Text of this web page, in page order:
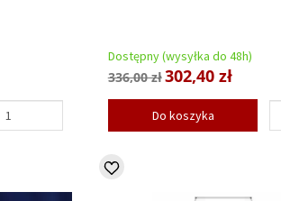
Dostępny (wysyłka do 48h)
336,00 zł302,40 zł
Do koszyka